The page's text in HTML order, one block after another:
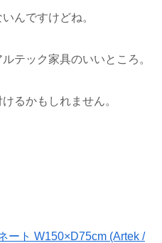
んですけどね。
テック家具のいいところ。
るかもしれません。
ート W150×D75cm (Artek /